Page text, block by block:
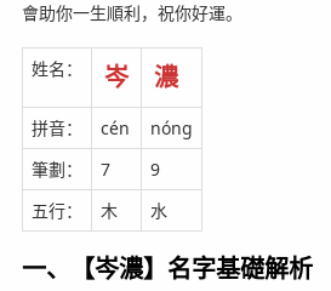
會助你一生順利，祝你好運。
姓名： 岑 濃
拼音： cén
nóng
筆劃：
7
9
五行：
木 水
一、【岑濃】名字基礎解析